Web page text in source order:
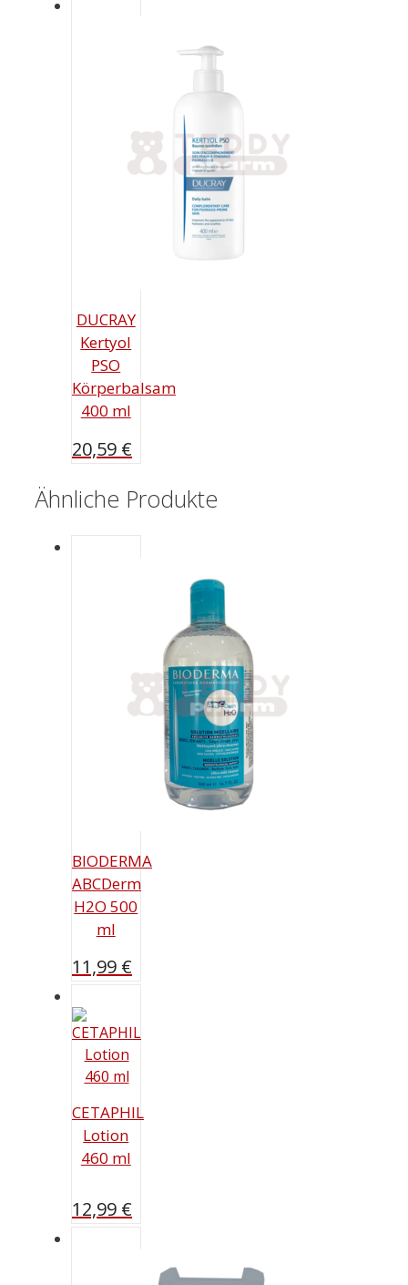
DUCRAY
Kertyol
PSO
Körperbalsam
400 ml
20,59 €
Ähnliche Produkte
BIODERMA
ABCDerm
H2O 500
ml
11,99 €
CETAPHIL
Lotion
460 ml
12,99 €